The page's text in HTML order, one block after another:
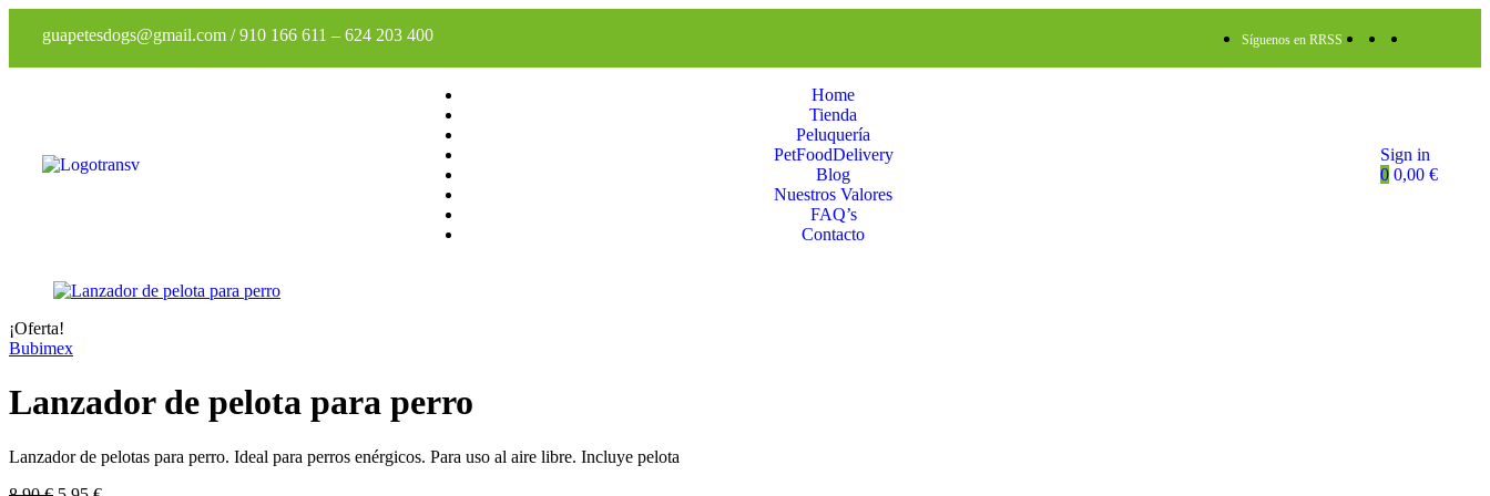
guapetesdogs@gmail.com /910 166 611 – 624 203 400 Síguenos en RRSS
Home
Tienda
Peluquería
PetFoodDelivery
Blog
Nuestros Valores
FAQ’s
Contacto
Sign in
0 0,00 €
¡Oferta!
Bubimex
Lanzador de pelota para perro
Lanzador de pelotas para perro. Ideal para perros enérgicos. Para uso al aire libre. Incluye pelota